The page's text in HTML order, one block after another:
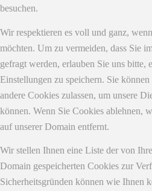
besuchen.
Wir respektieren es voll und ganz,
möchten. Um zu vermeiden, dass Sie
gefragt werden, erlauben Sie uns bitte,
Einstellungen zu speichern. Sie
andere Cookies zulassen, um unsere
können. Wenn Sie Cookies ablehnen,
auf unserer Domain entfernt.
Wir stellen Ihnen eine Liste der von
Domain gespeicherten Cookies zur
Sicherheitsgründen können wie Ihnen